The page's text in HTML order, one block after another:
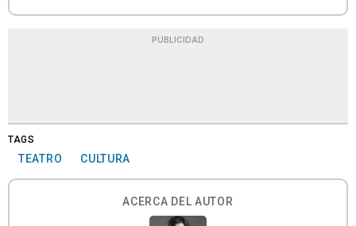
PUBLICIDAD
TAGS
TEATRO CULTURA
ACERCA DEL AUTOR